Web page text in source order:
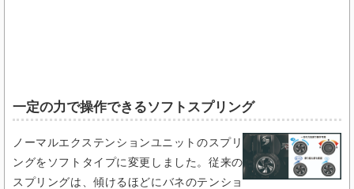
一定の力で操作できるソフトスプリング​
ノーマルエクステンションユニットのスプリ
ングをソフトタイプに変更しました。従来の
スプリングは、傾けるほどにバネのテンショ